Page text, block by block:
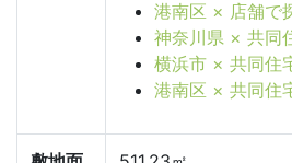
港南区 × 店舗で
神奈川県 × 共同
横浜市 × 共同住
港南区 × 共同住